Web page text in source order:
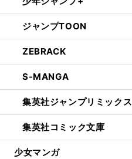
ジャンプTOON
ZEBRACK
S-MANGA
集英社ジャンプリミックス
集英社コミック文庫
少女マンガ